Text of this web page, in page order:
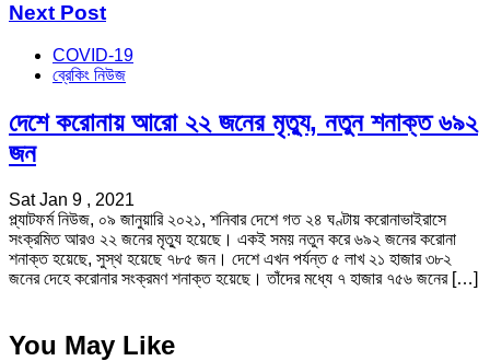
Next Post
COVID-19
ব্রেকিং নিউজ
দেশে করোনায় আরো ২২ জনের মৃত্যু, নতুন শনাক্ত ৬৯২
জন
Sat Jan 9 , 2021
প্ল্যাটফর্ম নিউজ, ০৯ জানুয়ারি ২০২১, শনিবার দেশে গত ২৪ ঘণ্টায় করোনাভাইরাসে
সংক্রমিত আরও ২২ জনের মৃত্যু হয়েছে। একই সময় নতুন করে ৬৯২ জনের করোনা
শনাক্ত হয়েছে, সুস্থ হয়েছে ৭৮৫ জন। দেশে এখন পর্যন্ত ৫ লাখ ২১ হাজার ৩৮২
জনের দেহে করোনার সংক্রমণ শনাক্ত হয়েছে। তাঁদের মধ্যে ৭ হাজার ৭৫৬ জনের […]
You May Like